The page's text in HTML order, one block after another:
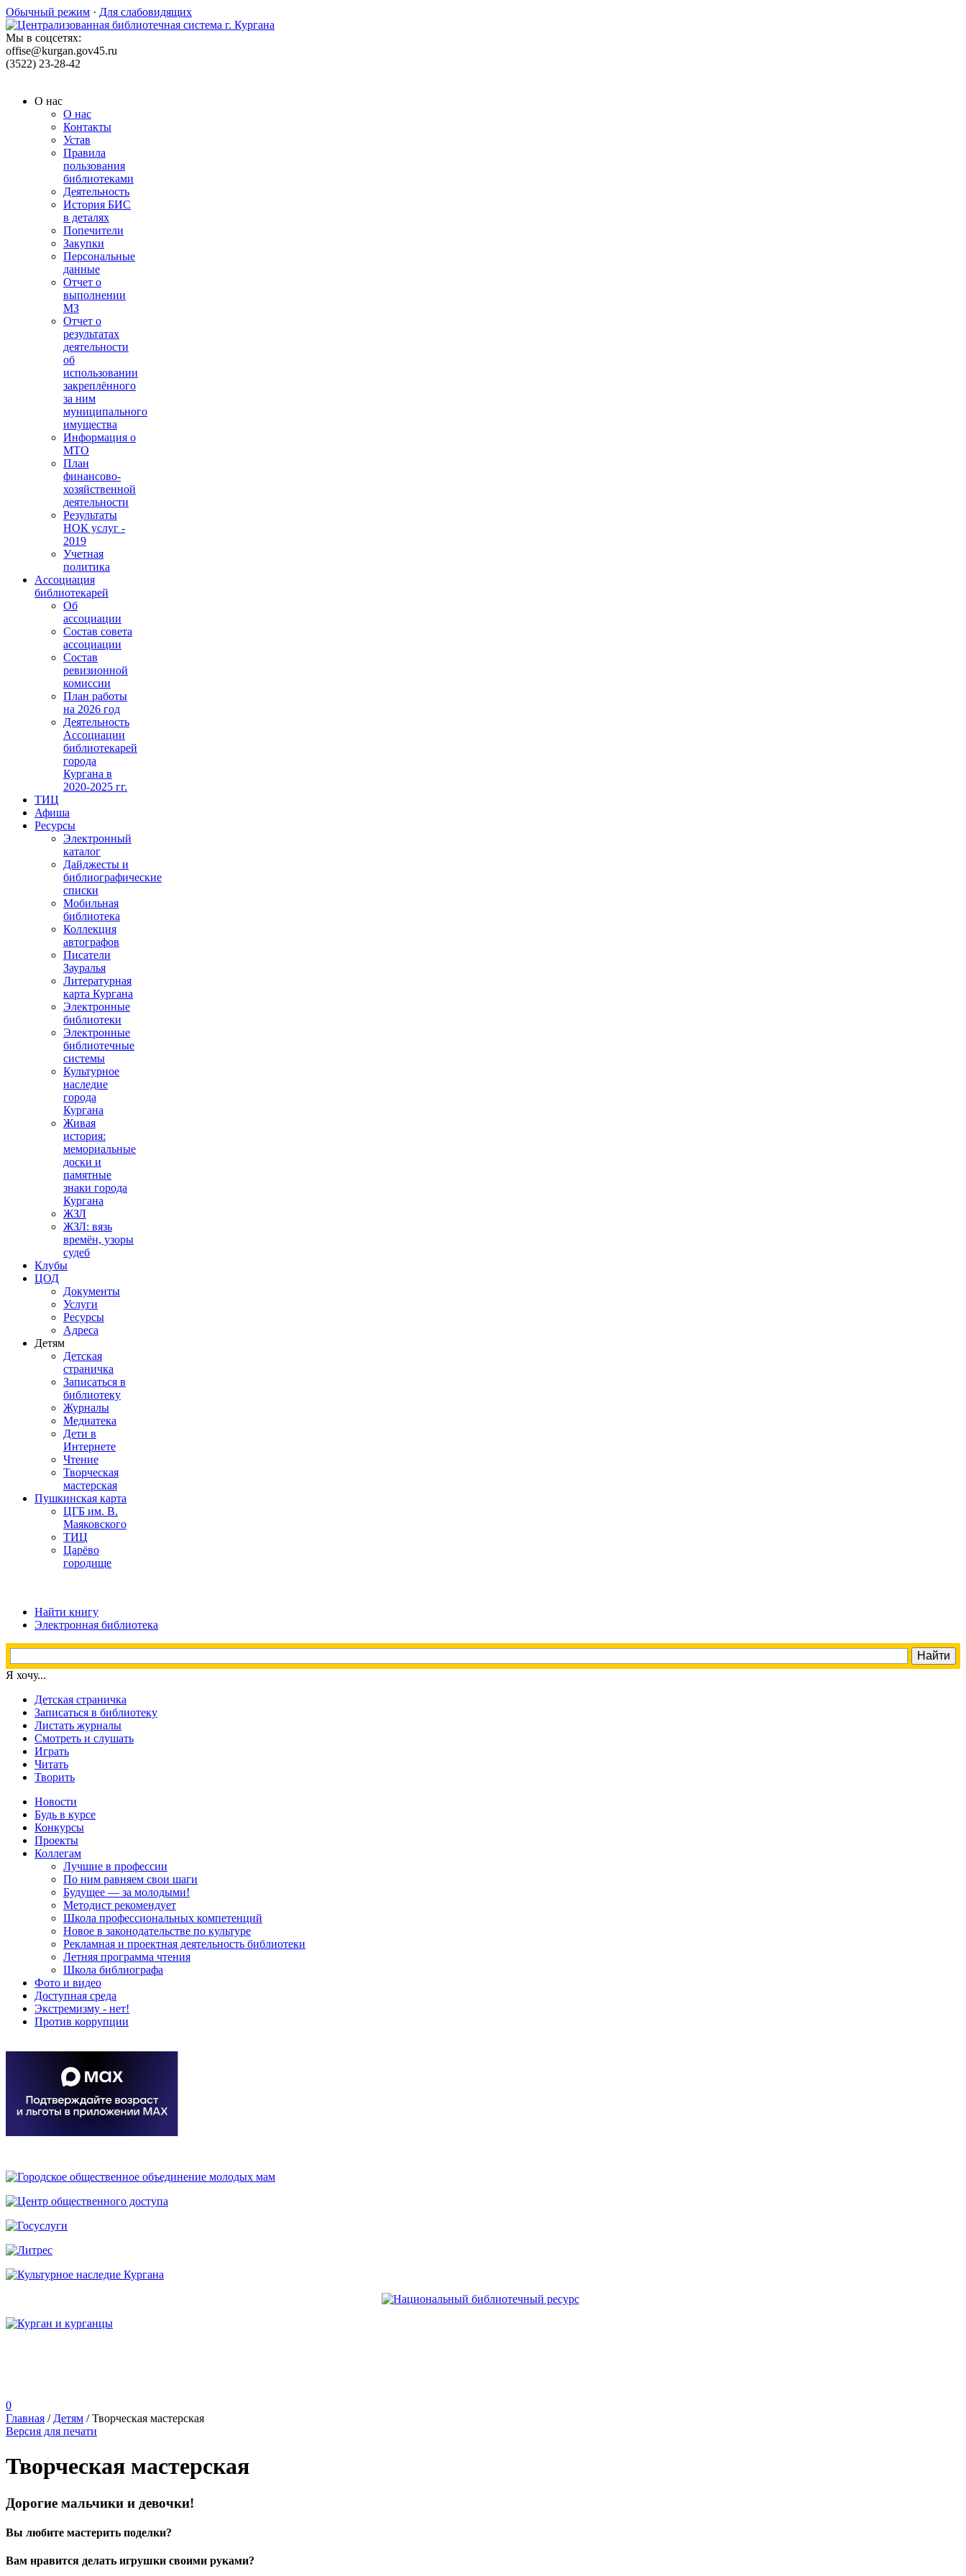
Обычный режим · Для слабовидящих
Мы в соцсетях:
offise@kurgan.gov45.ru
(3522) 23-28-42
О нас
О нас
Контакты
Устав
Правила
пользования
библиотеками
Деятельность
История БИС
в деталях
Попечители
Закупки
Персональные
данные
Отчет о
выполнении
МЗ
Отчет о
результатах
деятельности
об
использовании
закреплённого
за ним
муниципального
имущества
Информация о
МТО
План
финансово-
хозяйственной
деятельности
Результаты
НОК услуг -
2019
Учетная
политика
Ассоциация
библиотекарей
Об
ассоциации
Состав совета
ассоциации
Состав
ревизионной
комиссии
План работы
на 2026 год
Деятельность
Ассоциации
библиотекарей
города
Кургана в
2020-2025 гг.
ТИЦ
Афиша
Ресурсы
Электронный
каталог
Дайджесты и
библиографические
списки
Мобильная
библиотека
Коллекция
автографов
Писатели
Зауралья
Литературная
карта Кургана
Электронные
библиотеки
Электронные
библиотечные
системы
Культурное
наследие
города
Кургана
Живая
история:
мемориальные
доски и
памятные
знаки города
Кургана
ЖЗЛ
ЖЗЛ: вязь
времён, узоры
судеб
Клубы
ЦОД
Документы
Услуги
Ресурсы
Адреса
Детям
Детская
страничка
Записаться в
библиотеку
Журналы
Медиатека
Дети в
Интернете
Чтение
Творческая
мастерская
Пушкинская карта
ЦГБ им. В.
Маяковского
ТИЦ
Царёво
городище
Найти книгу
Электронная библиотека
Я хочу...
Детская страничка
Записаться в библиотеку
Листать журналы
Смотреть и слушать
Играть
Читать
Творить
Новости
Будь в курсе
Конкурсы
Проекты
Коллегам
Лучшие в профессии
По ним равняем свои шаги
Будущее — за молодыми!
Методист рекомендует
Школа профессиональных компетенций
Новое в законодательстве по культуре
Рекламная и проектная деятельность библиотеки
Летняя программа чтения
Школа библиографа
Фото и видео
Доступная среда
Экстремизму - нет!
Против коррупции
0
Главная / Детям /Творческая мастерская
Версия для печати
Творческая мастерская
Дорогие мальчики и девочки!
Вы любите мастерить поделки?
Вам нравится делать игрушки своими руками?